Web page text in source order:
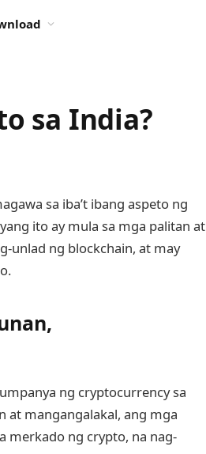
sa India?
sa iba’t ibang aspeto ng
ito ay mula sa mga palitan at
unlad ng blockchain, at may
ng cryptocurrency sa
at mangangalakal, ang mga
merkado ng crypto, na nag-